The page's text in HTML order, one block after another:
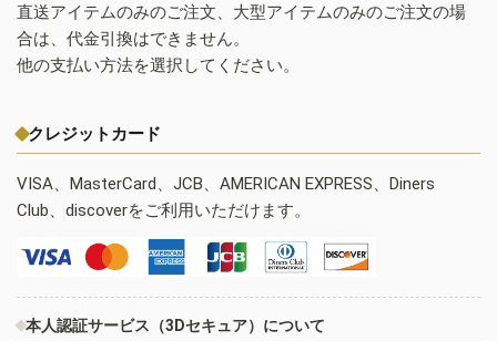
直送アイテムのみのご注文、大型アイテムのみのご注文の場
合は、代金引換はできません。
他の支払い方法を選択してください。
クレジットカード
VISA、MasterCard、JCB、AMERICAN EXPRESS、Diners
Club、discoverをご利用いただけます。
本人認証サービス（3Dセキュア）について